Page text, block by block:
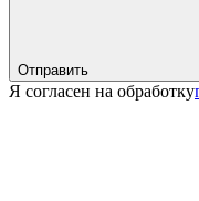
Отправить
Я согласен на обработку